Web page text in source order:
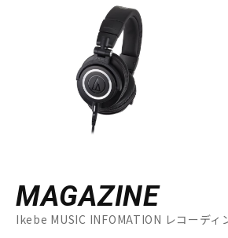
MAGAZINE
Ikebe MUSIC INFOMATION レコーディ